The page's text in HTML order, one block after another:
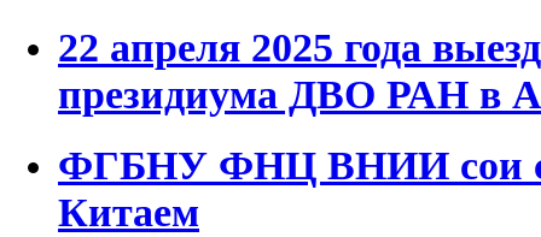
22 апреля 2025 года
президиума ДВО РАН в
ФГБНУ ФНЦ ВНИИ сои
Китаем